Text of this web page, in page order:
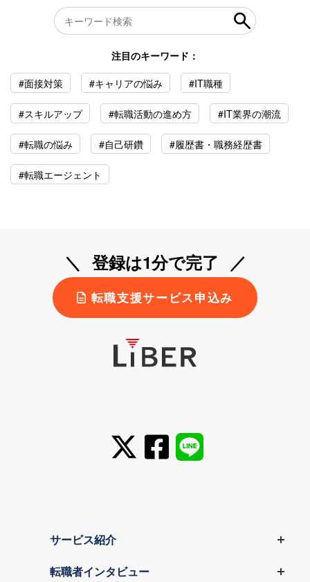
注目のキーワード：
#面接対策
#キャリアの悩み #IT職種
#スキルアップ #転職活動の進め方 #IT業界の潮流
#転職の悩み #自己研鑽 #履歴書・職務経歴書
#転職エージェント
登録は1分で完了
転職支援サービス申込み
サービス紹介
転職者インタビュー